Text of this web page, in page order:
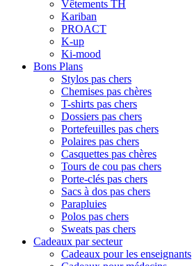
Vêtements TH
Kariban
PROACT
K-up
Ki-mood
Bons Plans
Stylos pas chers
Chemises pas chères
T-shirts pas chers
Dossiers pas chers
Portefeuilles pas chers
Polaires pas chers
Casquettes pas chères
Tours de cou pas chers
Porte-clés pas chers
Sacs à dos pas chers
Parapluies
Polos pas chers
Sweats pas chers
Cadeaux par secteur
Cadeaux pour les enseignants